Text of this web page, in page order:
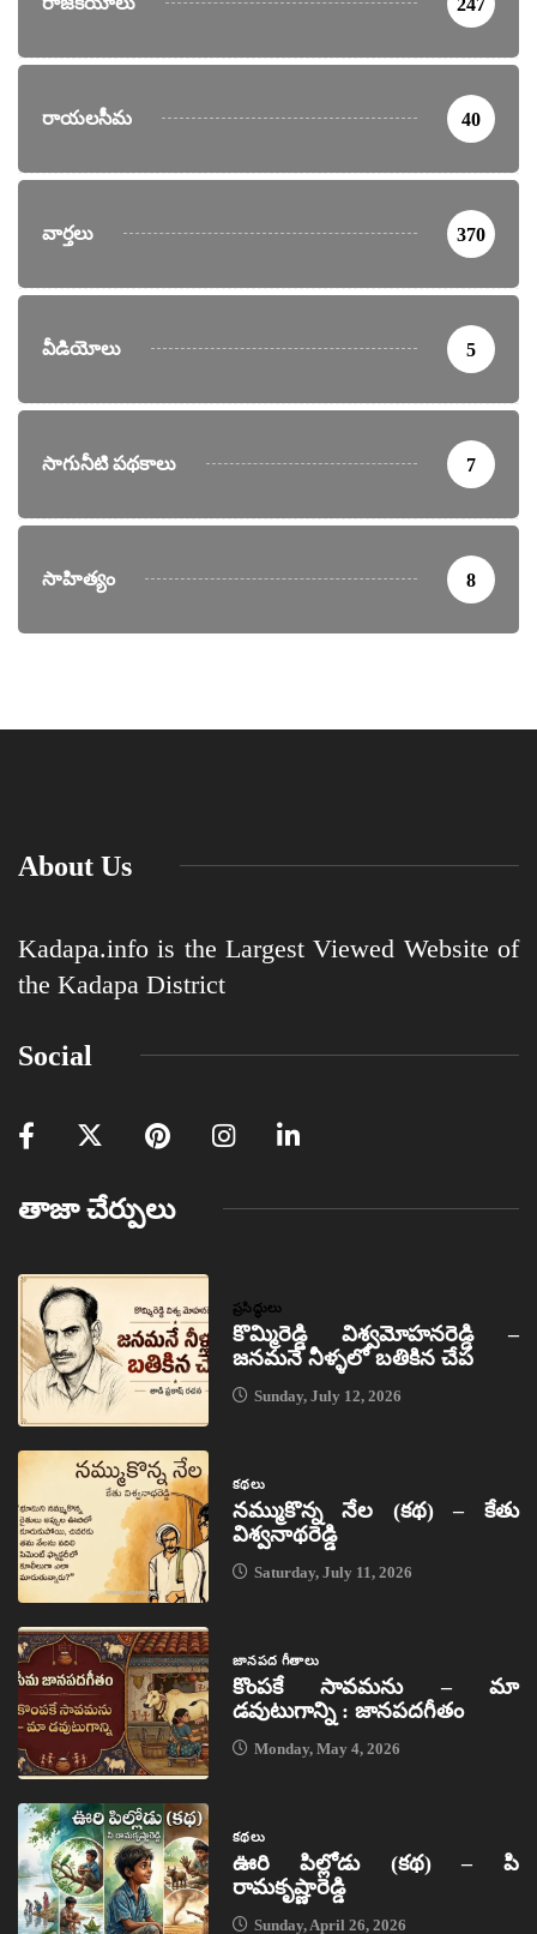
247
రాయలసీమ 40
వార్తలు 370
వీడియోలు 5
సాగునీటి పథకాలు 7
సాహిత్యం 8
About Us
Kadapa.info is the Largest Viewed Website of
the Kadapa District
Social
తాజా చేర్పులు
ప్రసిద్ధులు
కొమ్మిరెడ్డి విశ్వమోహనరెడ్డి –
జనమనే నీళ్ళలో బతికిన చేప
Sunday, July 12, 2026
కథలు
నమ్ముకొన్న నేల (కథ) – కేతు
విశ్వనాథరెడ్డి
Saturday, July 11, 2026
జానపద గీతాలు
కొంపకే సావమను – మా
డవుటుగాన్ని : జానపదగీతం
Monday, May 4, 2026
కథలు
ఊరి పిల్లోడు (కథ) – పి
రామకృష్ణారెడ్డి
Sunday, April 26, 2026